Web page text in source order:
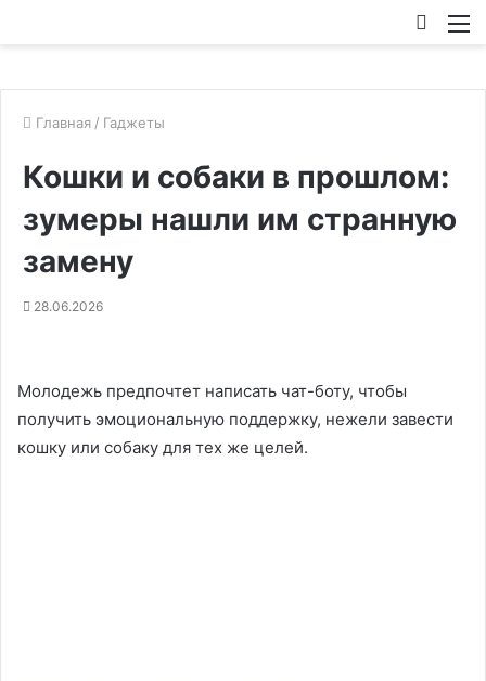
Главная / Гаджеты
Кошки и собаки в прошлом:
зумеры нашли им странную
замену
28.06.2026
Молодежь предпочтет написать чат-боту, чтобы
получить эмоциональную поддержку, нежели завести
кошку или собаку для тех же целей.